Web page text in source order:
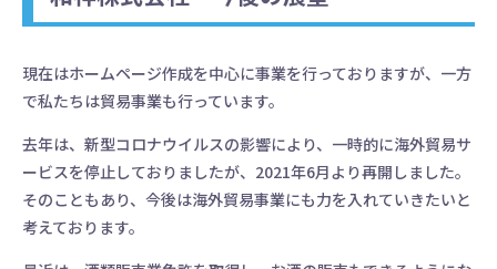
現在はホームページ作成を中心に事業を行っておりますが、一方
で私たちは貿易事業も行っています。
去年は、新型コロナウイルスの影響により、一時的に海外貿易サ
ービスを停止しておりましたが、2021年6月より再開しました。
そのこともあり、今後は海外貿易事業にも力を入れていきたいと
考えております。
低コストでスマホを
ビジネスフォンに
30日間無料トライアル
お悩み相談窓口